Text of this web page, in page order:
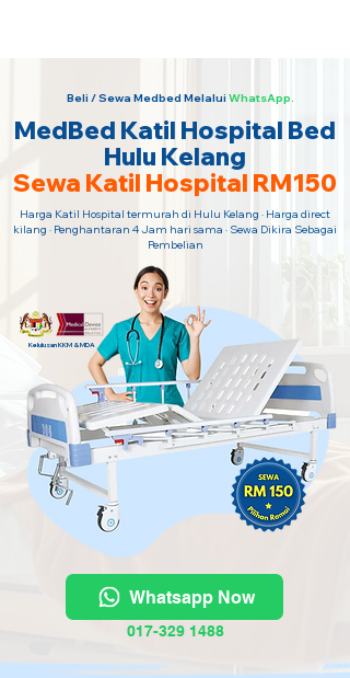
Beli / Sewa Medbed Melalui WhatsApp.
MedBed Katil Hospital Bed
Hulu Kelang
Sewa Katil Hospital RM150
Harga Katil Hospital termurah di Hulu Kelang · Harga direct
kilang · Penghantaran 4 Jam hari sama · Sewa Dikira Sebagai
Pembelian
Kelulusan KKM & MDA
Whatsapp Now
017-329 1488